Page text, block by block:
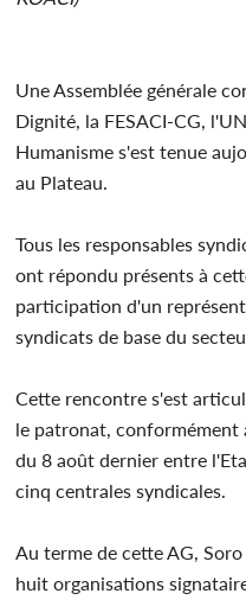
Une Assemblée générale
Dignité, la FESACI-CG,
Humanisme s'est tenue
au Plateau.
Tous les responsables
ont répondu présents à
participation d'un
syndicats de base du
Cette rencontre s'est
le patronat, conformément
du 8 août dernier entre
cinq centrales syndicales.
Au terme de cette AG,
huit organisations